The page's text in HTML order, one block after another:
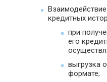
кредитных
при
его
выгрузка
формате;